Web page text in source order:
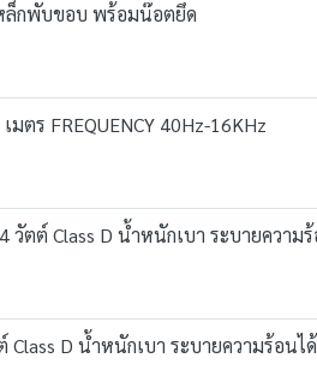
ล็กพับขอบ พร้อมน๊อตยึด
ตร FREQUENCY 40Hz-16KHz
วัตต์ Class D น้ำหนักเบา ระบายความ
D น้ำหนักเบา ระบายความร้อนไ